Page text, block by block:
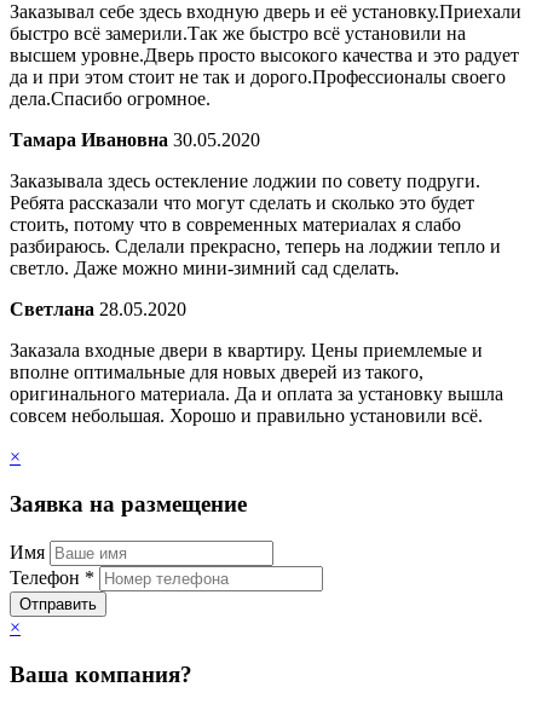
Заказывал себе здесь входную дверь и её установку.Приехали
быстро всё замерили.Так же быстро всё установили на
высшем уровне.Дверь просто высокого качества и это радует
да и при этом стоит не так и дорого.Профессионалы своего
дела.Спасибо огромное.
Тамара Ивановна 30.05.2020
Заказывала здесь остекление лоджии по совету подруги.
Ребята рассказали что могут сделать и сколько это будет
стоить, потому что в современных материалах я слабо
разбираюсь. Сделали прекрасно, теперь на лоджии тепло и
светло. Даже можно мини-зимний сад сделать.
Светлана 28.05.2020
Заказала входные двери в квартиру. Цены приемлемые и
вполне оптимальные для новых дверей из такого,
оригинального материала. Да и оплата за установку вышла
совсем небольшая. Хорошо и правильно установили всё.
×
Заявка на размещение
Имя
Телефон *
Отправить
×
Ваша компания?